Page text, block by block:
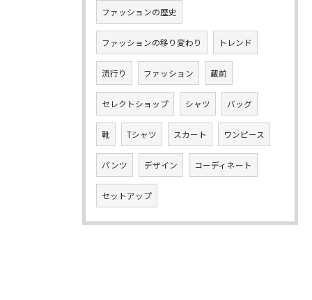
ファッションの歴史
ファッションの移り変わり トレンド
流行り ファッション 蔵前
セレクトショップ シャツ バッグ
靴 Tシャツ スカート ワンピース
パンツ デザイン コーディネート
セットアップ